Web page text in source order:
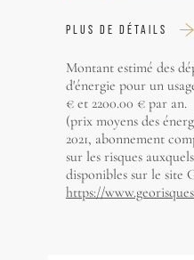
PLUS DE DÉTAILS
Montant estimé des
d'énergie pour un
€ et 2200.00 € par an.
(prix moyens des
2021, abonnement
sur les risques
disponibles sur le site
https://